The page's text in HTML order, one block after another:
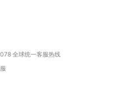
全球统一客服热线